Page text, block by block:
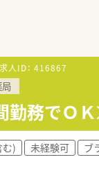
人ID： 416867
勤務で
む) 未経験可 ブ